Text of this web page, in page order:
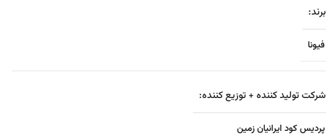
برند:
فیونا
شرکت تولید کننده + توزیع کننده:
پردیس کود ایرانیان زمین